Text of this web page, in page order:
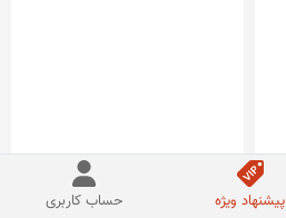
سردوشی لباس مجلسی
پیشنهاد ویژه حساب کاربری